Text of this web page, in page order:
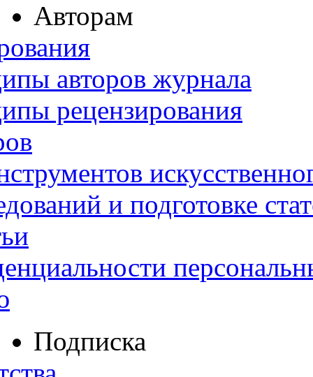
Авторам
авторов журнала
рецензирования
и подготовке
Подписка